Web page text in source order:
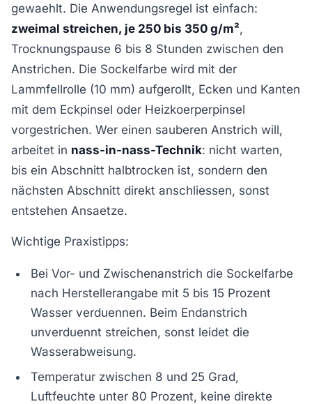
gewaehlt. Die Anwendungsregel ist einfach:
zweimal streichen, je 250 bis 350 g/m²,
Trocknungspause 6 bis 8 Stunden zwischen den
Anstrichen. Die Sockelfarbe wird mit der
Lammfellrolle (10 mm) aufgerollt, Ecken und Kanten
mit dem Eckpinsel oder Heizkoerperpinsel
vorgestrichen. Wer einen sauberen Anstrich will,
arbeitet in nass-in-nass-Technik: nicht warten,
bis ein Abschnitt halbtrocken ist, sondern den
nächsten Abschnitt direkt anschliessen, sonst
entstehen Ansaetze.
Wichtige Praxistipps:
Bei Vor- und Zwischenanstrich die Sockelfarbe
nach Herstellerangabe mit 5 bis 15 Prozent
Wasser verduennen. Beim Endanstrich
unverduennt streichen, sonst leidet die
Wasserabweisung.
Temperatur zwischen 8 und 25 Grad,
Luftfeuchte unter 80 Prozent, keine direkte